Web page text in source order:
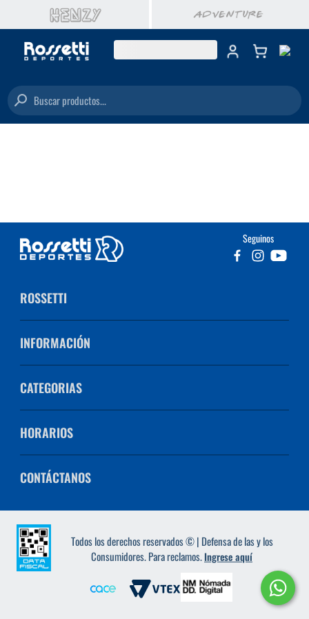
Buscar productos...
Seguinos
ROSSETTI
INFORMACIÓN
CATEGORIAS
HORARIOS
CONTÁCTANOS
Todos los derechos reservados © | Defensa de las y los
Consumidores. Para reclamos.Ingrese aquí